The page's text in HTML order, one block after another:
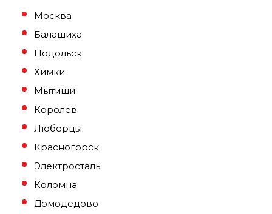
Москва
Балашиха
Подольск
Химки
Мытищи
Королев
Люберцы
Красногорск
Электросталь
Коломна
Домодедово